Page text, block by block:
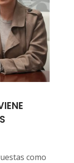
como